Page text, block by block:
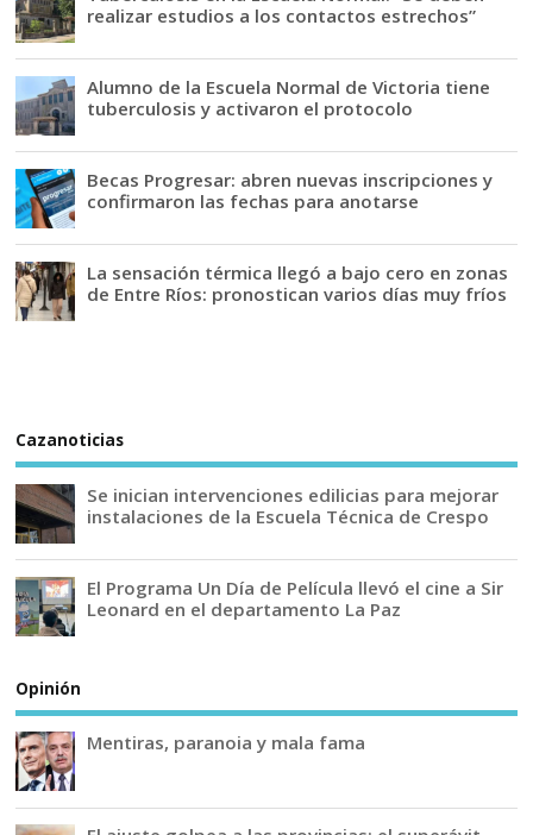
realizar estudios a los contactos estrechos”
Alumno de la Escuela Normal de Victoria tiene
tuberculosis y activaron el protocolo
Becas Progresar: abren nuevas inscripciones y
confirmaron las fechas para anotarse
La sensación térmica llegó a bajo cero en zonas
de Entre Ríos: pronostican varios días muy fríos
Cazanoticias
Se inician intervenciones edilicias para mejorar
instalaciones de la Escuela Técnica de Crespo
El Programa Un Día de Película llevó el cine a Sir
Leonard en el departamento La Paz
Opinión
Mentiras, paranoia y mala fama